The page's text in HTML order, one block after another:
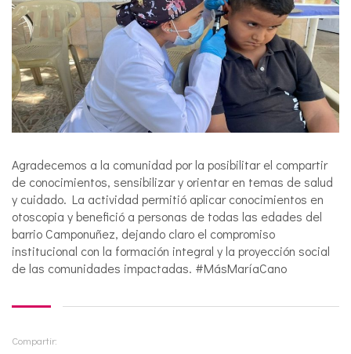
Agradecemos a la comunidad por la posibilitar el compartir
de conocimientos, sensibilizar y orientar en temas de salud
y cuidado. La actividad permitió aplicar conocimientos en
otoscopia y benefició a personas de todas las edades del
barrio Camponuñez, dejando claro el compromiso
institucional con la formación integral y la proyección social
de las comunidades impactadas. #MásMaríaCano
Compartir: